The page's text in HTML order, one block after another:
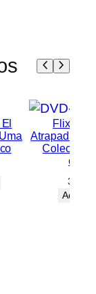
FlixBox
Atrapada,
30,00